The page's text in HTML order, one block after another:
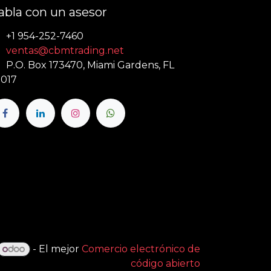
con un asesor
+1 954-252-7460
ventas@cbmtrading.net
P.O. Box 173470, Miami Gardens, FL
- El mejor Comercio electrónico de
código abierto